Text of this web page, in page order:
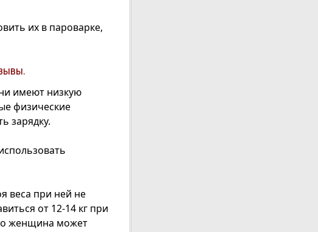
их в пароварке,
имеют низкую
физические
зарядку.
веса при ней не
от 12-14 кг при
женщина может